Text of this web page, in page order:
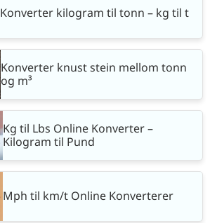
Konverter kilogram til tonn – kg til t
Konverter knust stein mellom tonn
og m³
Kg til Lbs Online Konverter –
Kilogram til Pund
Mph til km/t Online Konverterer